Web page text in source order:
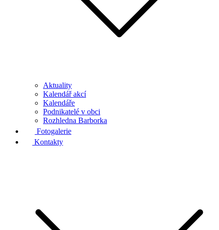
Aktuality
Kalendář akcí
Kalendáře
Podnikatelé v obci
Rozhledna Barborka
Fotogalerie
Kontakty